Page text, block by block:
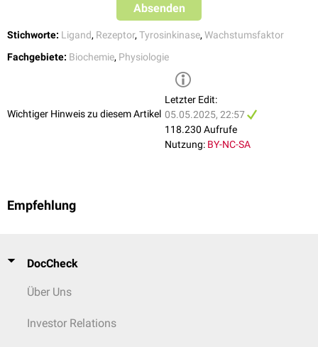
Absenden
Stichworte: Ligand, Rezeptor, Tyrosinkinase, Wachstumsfaktor
Fachgebiete: Biochemie, Physiologie
Wichtiger Hinweis zu diesem Artikel
Letzter Edit:
05.05.2025, 22:57
118.230 Aufrufe
Nutzung: BY-NC-SA
Empfehlung
DocCheck
Über Uns
Investor Relations